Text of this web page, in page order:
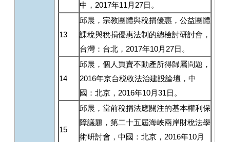
中，2017年11月27日。
13
邱晨，宗教團體與稅捐優惠，公益團體
課稅與稅捐優惠法制的總檢討研討會，
台灣：台北，2017年10月27日。
14
邱晨，個人買賣不動產所得歸屬問題，
2016年京台税收法治建設論壇，中
國：北京，2016年10月31日。
15
邱晨，當前稅捐法應關注的基本權利保
障議題，第二十五屆海峽兩岸財稅法學
術研討會，中國：北京，2016年10月